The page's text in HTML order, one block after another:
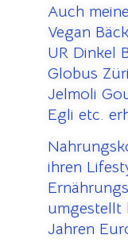
Auch
Vegan
UR Dinkel
Globus
Jelmoli
Egli etc.
ihren
umgestellt
Jahren